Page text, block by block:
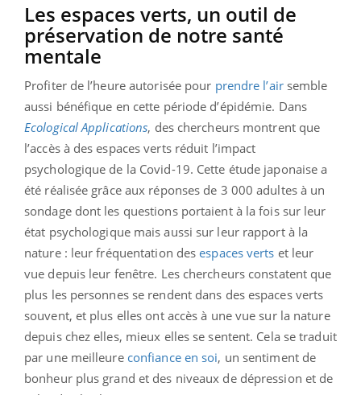
Les espaces verts, un outil de
préservation de notre santé
mentale
Profiter de l’heure autorisée pour prendre l’airsemble
aussi bénéfique en cette période d’épidémie. Dans
Ecological Applications, des chercheurs montrent que
l’accès à des espaces verts réduit l’impact
psychologique de la Covid-19. Cette étude japonaise a
été réalisée grâce aux réponses de 3 000 adultes à un
sondage dont les questions portaient à la fois sur leur
état psychologique mais aussi sur leur rapport à la
nature : leur fréquentation desespaces verts et leur
vue depuis leur fenêtre. Les chercheurs constatent que
plus les personnes se rendent dans des espaces verts
souvent, et plus elles ont accès à une vue sur la nature
depuis chez elles, mieux elles se sentent. Cela se traduit
par une meilleure confiance en soi, un sentiment de
bonheur plus grand et des niveaux de dépression et de